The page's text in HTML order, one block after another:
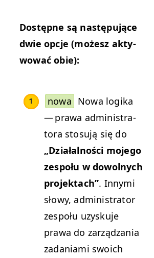
Dostęp­ne są następu­jące
dwie opc­je (możesz akty­
wować obie):
nowa Nowa logi­ka
— prawa admin­is­tra­
to­ra sto­su­ją się do
„Dzi­ałal­noś­ci mojego
zespołu w dowol­nych
pro­jek­tach”. Inny­mi
słowy, admin­is­tra­tor
zespołu uzysku­je
prawa do zarządza­nia
zada­ni­a­mi swoich